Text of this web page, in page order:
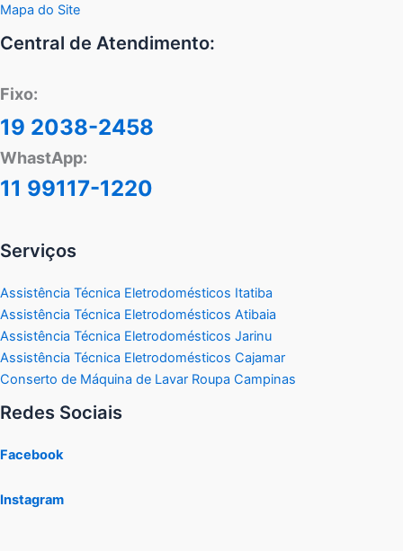
Mapa do Site
Central de Atendimento:
Fixo:
19 2038-2458
WhastApp:
11 99117-1220
Serviços
Assistência Técnica Eletrodomésticos Itatiba
Assistência Técnica Eletrodomésticos Atibaia
Assistência Técnica Eletrodomésticos Jarinu
Assistência Técnica Eletrodomésticos Cajamar
Conserto de Máquina de Lavar Roupa Campinas
Redes Sociais
Facebook
Instagram